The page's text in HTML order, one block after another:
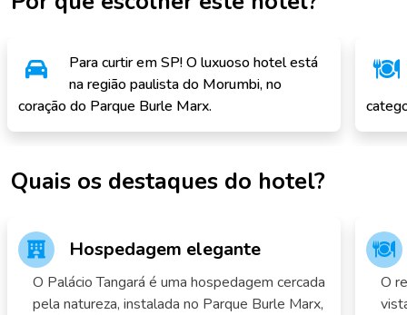
Para curtir em SP! O luxuoso hotel está
na região paulista do Morumbi, no
coração do Parque Burle Marx.
Quais os destaques do hotel?
Hospedagem elegante
O Palácio Tangará é uma hospedagem cercada
pela natureza, instalada no Parque Burle Marx,
O